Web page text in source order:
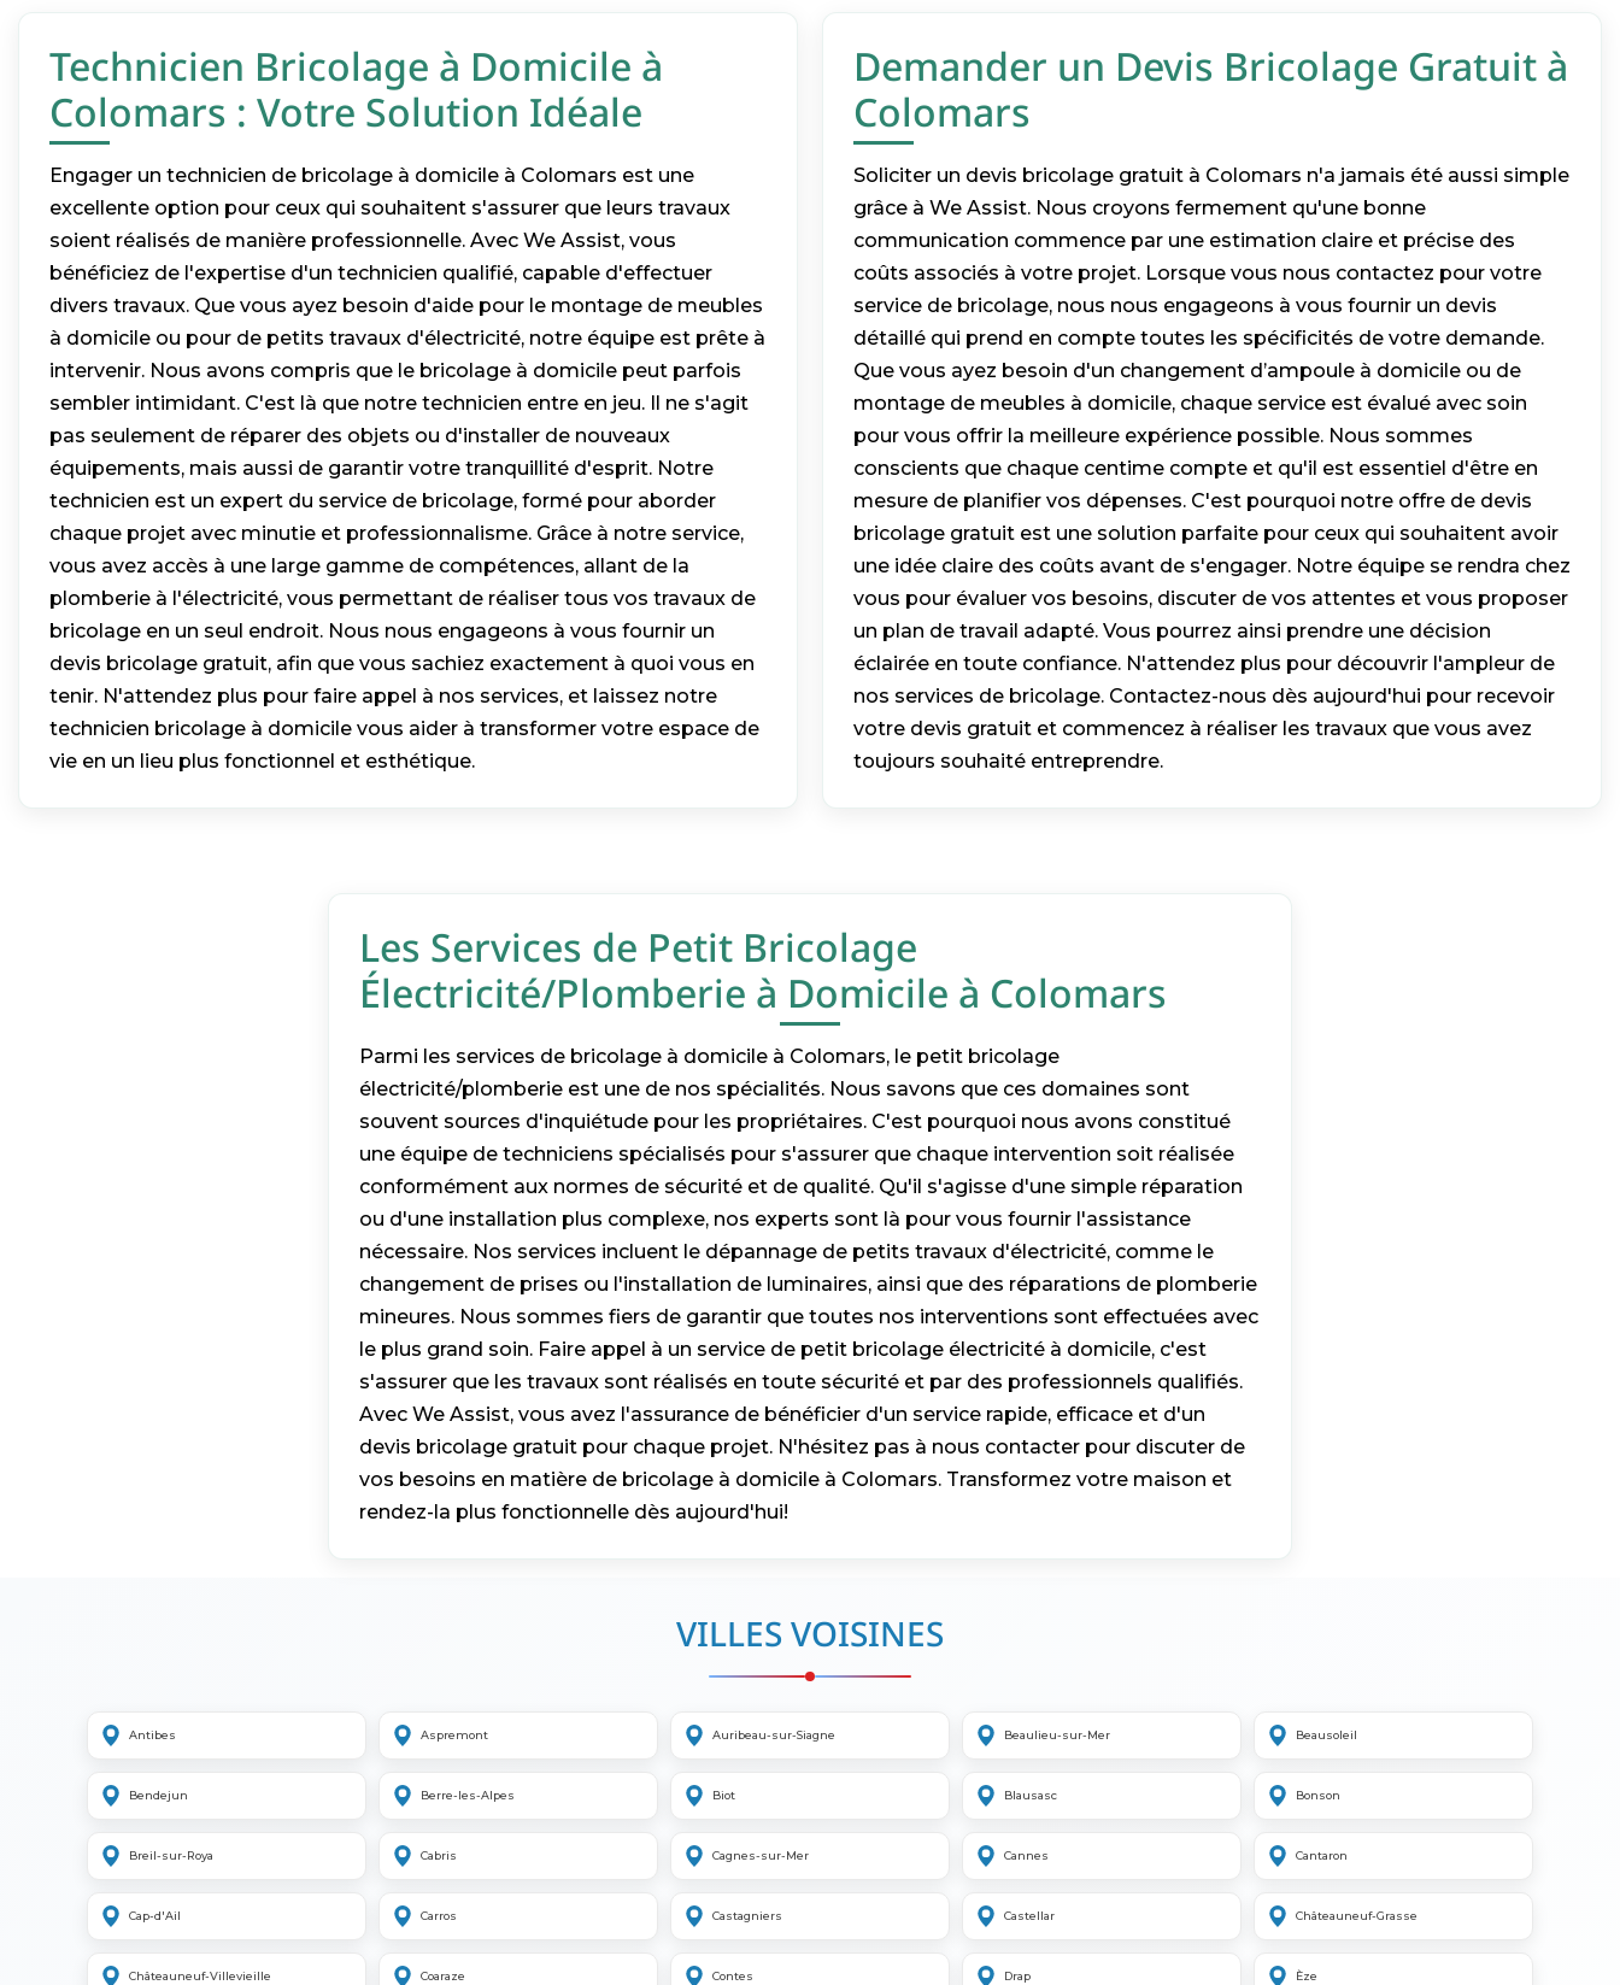
Technicien Bricolage à Domicile à
Colomars : Votre Solution Idéale
Engager un technicien de bricolage à domicile à Colomars est une
excellente option pour ceux qui souhaitent s'assurer que leurs travaux
soient réalisés de manière professionnelle. Avec We Assist, vous
bénéficiez de l'expertise d'un technicien qualifié, capable d'effectuer
divers travaux. Que vous ayez besoin d'aide pour le montage de meubles
à domicile ou pour de petits travaux d'électricité, notre équipe est prête à
intervenir. Nous avons compris que le bricolage à domicile peut parfois
sembler intimidant. C'est là que notre technicien entre en jeu. Il ne s'agit
pas seulement de réparer des objets ou d'installer de nouveaux
équipements, mais aussi de garantir votre tranquillité d'esprit. Notre
technicien est un expert du service de bricolage, formé pour aborder
chaque projet avec minutie et professionnalisme. Grâce à notre service,
vous avez accès à une large gamme de compétences, allant de la
plomberie à l'électricité, vous permettant de réaliser tous vos travaux de
bricolage en un seul endroit. Nous nous engageons à vous fournir un
devis bricolage gratuit, afin que vous sachiez exactement à quoi vous en
tenir. N'attendez plus pour faire appel à nos services, et laissez notre
technicien bricolage à domicile vous aider à transformer votre espace de
vie en un lieu plus fonctionnel et esthétique.
Demander un Devis Bricolage Gratuit à
Colomars
Soliciter un devis bricolage gratuit à Colomars n'a jamais été aussi simple
grâce à We Assist. Nous croyons fermement qu'une bonne
communication commence par une estimation claire et précise des
coûts associés à votre projet. Lorsque vous nous contactez pour votre
service de bricolage, nous nous engageons à vous fournir un devis
détaillé qui prend en compte toutes les spécificités de votre demande.
Que vous ayez besoin d'un changement d’ampoule à domicile ou de
montage de meubles à domicile, chaque service est évalué avec soin
pour vous offrir la meilleure expérience possible. Nous sommes
conscients que chaque centime compte et qu'il est essentiel d'être en
mesure de planifier vos dépenses. C'est pourquoi notre offre de devis
bricolage gratuit est une solution parfaite pour ceux qui souhaitent avoir
une idée claire des coûts avant de s'engager. Notre équipe se rendra chez
vous pour évaluer vos besoins, discuter de vos attentes et vous proposer
un plan de travail adapté. Vous pourrez ainsi prendre une décision
éclairée en toute confiance. N'attendez plus pour découvrir l'ampleur de
nos services de bricolage. Contactez-nous dès aujourd'hui pour recevoir
votre devis gratuit et commencez à réaliser les travaux que vous avez
toujours souhaité entreprendre.
Les Services de Petit Bricolage
Électricité/Plomberie à Domicile à Colomars
Parmi les services de bricolage à domicile à Colomars, le petit bricolage
électricité/plomberie est une de nos spécialités. Nous savons que ces domaines sont
souvent sources d'inquiétude pour les propriétaires. C'est pourquoi nous avons constitué
une équipe de techniciens spécialisés pour s'assurer que chaque intervention soit réalisée
conformément aux normes de sécurité et de qualité. Qu'il s'agisse d'une simple réparation
ou d'une installation plus complexe, nos experts sont là pour vous fournir l'assistance
nécessaire. Nos services incluent le dépannage de petits travaux d'électricité, comme le
changement de prises ou l'installation de luminaires, ainsi que des réparations de plomberie
mineures. Nous sommes fiers de garantir que toutes nos interventions sont effectuées avec
le plus grand soin. Faire appel à un service de petit bricolage électricité à domicile, c'est
s'assurer que les travaux sont réalisés en toute sécurité et par des professionnels qualifiés.
Avec We Assist, vous avez l'assurance de bénéficier d'un service rapide, efficace et d'un
devis bricolage gratuit pour chaque projet. N'hésitez pas à nous contacter pour discuter de
vos besoins en matière de bricolage à domicile à Colomars. Transformez votre maison et
rendez-la plus fonctionnelle dès aujourd'hui!
VILLES VOISINES
Antibes Aspremont Auribeau-sur-Siagne Beaulieu-sur-Mer Beausoleil
Bendejun Berre-les-Alpes Biot Blausasc Bonson
Breil-sur-Roya Cabris Cagnes-sur-Mer Cannes Cantaron
Cap-d'Ail Carros Castagniers Castellar Châteauneuf-Grasse
Châteauneuf-Villevieille Coaraze Contes Drap Èze